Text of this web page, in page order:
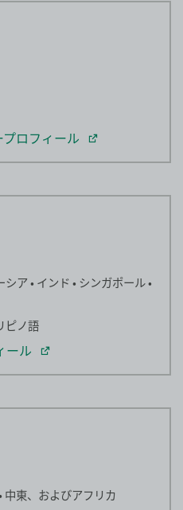
ロフィール
ア • インド • シンガポール •
ピノ語
ール
中東、およびアフリカ